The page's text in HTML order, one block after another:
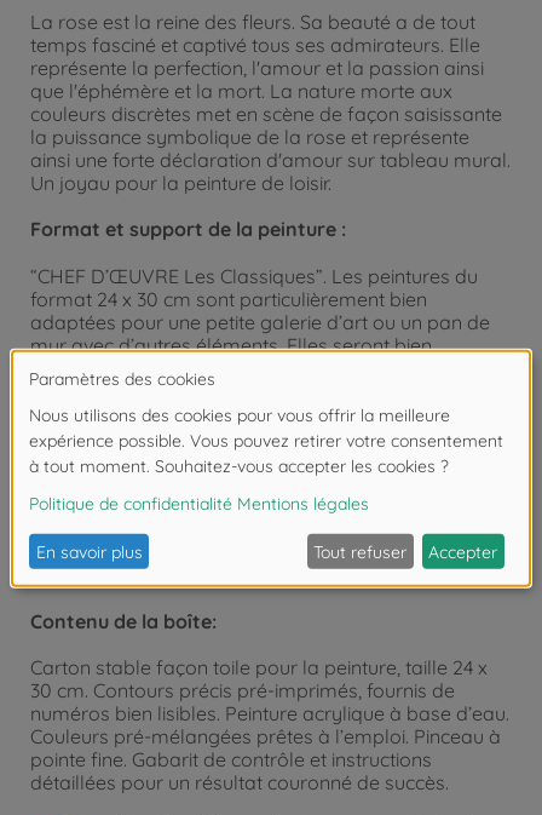
La rose est la reine des fleurs. Sa beauté a de tout
temps fasciné et captivé tous ses admirateurs. Elle
représente la perfection, l'amour et la passion ainsi
que l'éphémère et la mort. La nature morte aux
couleurs discrètes met en scène de façon saisissante
la puissance symbolique de la rose et représente
ainsi une forte déclaration d'amour sur tableau mural.
Un joyau pour la peinture de loisir.
Format et support de la peinture :
“CHEF D’ŒUVRE Les Classiques”. Les peintures du
format 24 x 30 cm sont particulièrement bien
adaptées pour une petite galerie d’art ou un pan de
mur avec d’autres éléments. Elles seront bien
présentées par groupe ou bien accrochées
décorativement. Le support de peinture a une texture
ayant l’aspect et le toucher de la toile. Ainsi le tableau
fini sera plus attrayant et donnera l’impression d’une
peinture à l’huile, tout en mettant bien en valeur le
caractère artistique de la peinture. Remarque :
SCHIPPER Arts & Crafts vous propose dans ce format
spécifique le cadre en aluminium mettant bien en
valeur votre œuvre. Voir l’onglet "Thèmes de dessin -
Accessoires" sur le site internet.
Contenu de la boîte:
Carton stable façon toile pour la peinture, taille 24 x
30 cm. Contours précis pré-imprimés, fournis de
numéros bien lisibles. Peinture acrylique à base d’eau.
Couleurs pré-mélangées prêtes à l’emploi. Pinceau à
pointe fine. Gabarit de contrôle et instructions
détaillées pour un résultat couronné de succès.